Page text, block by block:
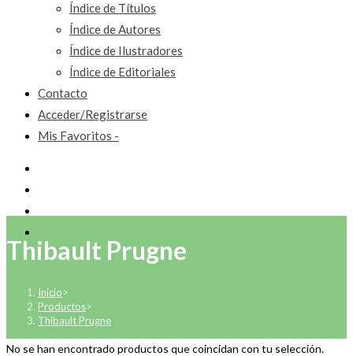
Índice de Títulos
Índice de Autores
Índice de Ilustradores
Índice de Editoriales
Contacto
Acceder/Registrarse
Mis Favoritos -
Thibault Prugne
Inicio>
Productos>
Thibault Prugne
No se han encontrado productos que coincidan con tu selección.